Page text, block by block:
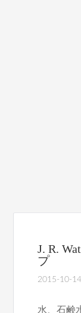
J. R.
プ
2015-10-14
水、石鹸